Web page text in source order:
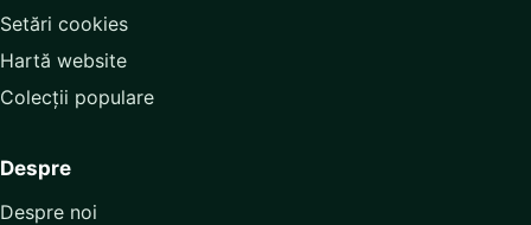
Setări cookies
Hartă website
Colecții populare
Despre
Despre noi